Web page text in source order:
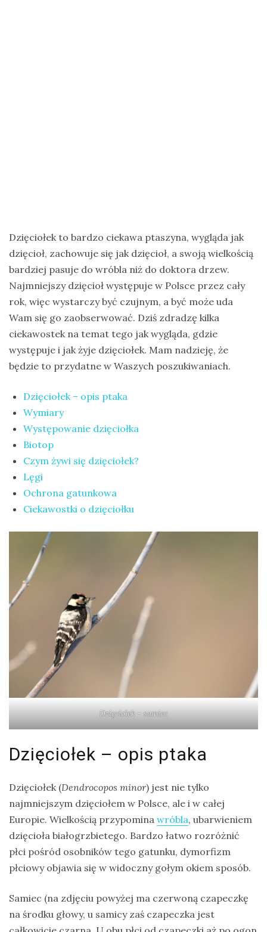
Dzięciołek to bardzo ciekawa ptaszyna, wygląda jak
dzięcioł, zachowuje się jak dzięcioł, a swoją wielkością
bardziej pasuje do wróbla niż do doktora drzew.
Najmniejszy dzięcioł występuje w Polsce przez cały
rok, więc wystarczy być czujnym, a być może uda
Wam się go zaobserwować. Dziś zdradzę kilka
ciekawostek na temat tego jak wygląda, gdzie
występuje i jak żyje dzięciołek. Mam nadzieję, że
będzie to przydatne w Waszych poszukiwaniach.
Dzięciołek – opis ptaka
Wymiary
Występowanie dzięciołka
Biotop
Czym żywi się dzięciołek?
Lęgi
Ochrona gatunkowa
Ciekawostki o dzięciołku
Dzięciołek – samiec
Dzięciołek – opis ptaka
Dzięciołek (Dendrocopos minor) jest nie tylko
najmniejszym dzięciołem w Polsce, ale i w całej
Europie. Wielkością przypomina wróbla, ubarwieniem
dzięcioła białogrzbietego. Bardzo łatwo rozróżnić
płci pośród osobników tego gatunku, dymorfizm
płciowy objawia się w widoczny gołym okiem sposób.
Samiec (na zdjęciu powyżej ma czerwoną czapeczkę
na środku głowy, u samicy zaś czapeczka jest
Lanki
–
wycieczka
na
Sri
Lankę
–
raport
Wrona
jak
wygląda,
co
je
ile
żyje
Modraszka
żółto-
błękitny,
waleczności
KATEGORIE
Ochrona
Poradnik
Ptaki
Ssaki
Wyprawy
TAGI